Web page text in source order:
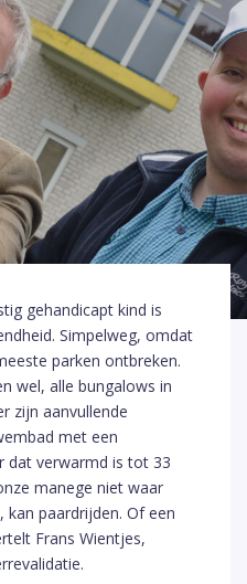
gehandicapt kind is
Simpelweg, omdat
parken ontbreken.
wel, alle bungalows in
zijn aanvullende
met een
dat verwarmd is tot 33
manege niet waar
kan paardrijden. Of een
Frans Wientjes,